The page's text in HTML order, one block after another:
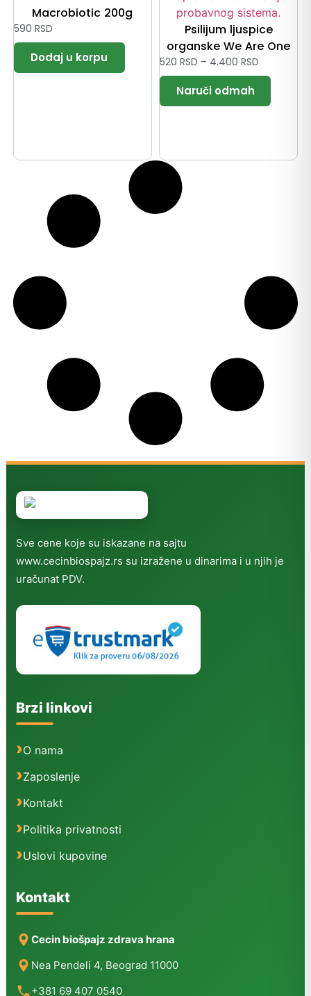
Macrobiotic 200g
590 RSD
Psilijum ljuspice
organske We Are One
520 RSD – 4.400 RSD
Sve cene koje su iskazane na sajtu
www.cecinbiospajz.rs su izražene u dinarima i u njih je
uračunat PDV.
Brzi linkovi
O nama
Zaposlenje
Kontakt
Politika privatnosti
Uslovi kupovine
Kontakt
Cecin biošpajz zdrava hrana
Nea Pendeli 4, Beograd 11000
+381 69 407 0540